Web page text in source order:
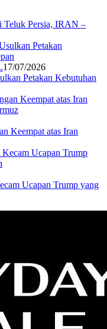
Teluk Persia, IRAN –
17/07/2026
Petakan Kebutuhan
Keempat atas Iran
Ucapan Trump yang